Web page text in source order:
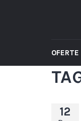
OFERTE
12